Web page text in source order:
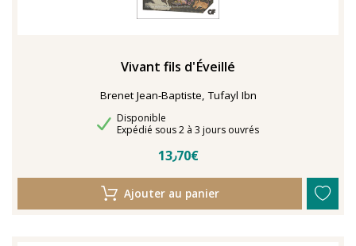
Vivant fils d'Éveillé
Brenet Jean-Baptiste, Tufayl Ibn
Disponibilité
Disponible
Délais de livraison
Expédié sous 2 à 3 jours ouvrés
13٫70€
Ajouter au panier